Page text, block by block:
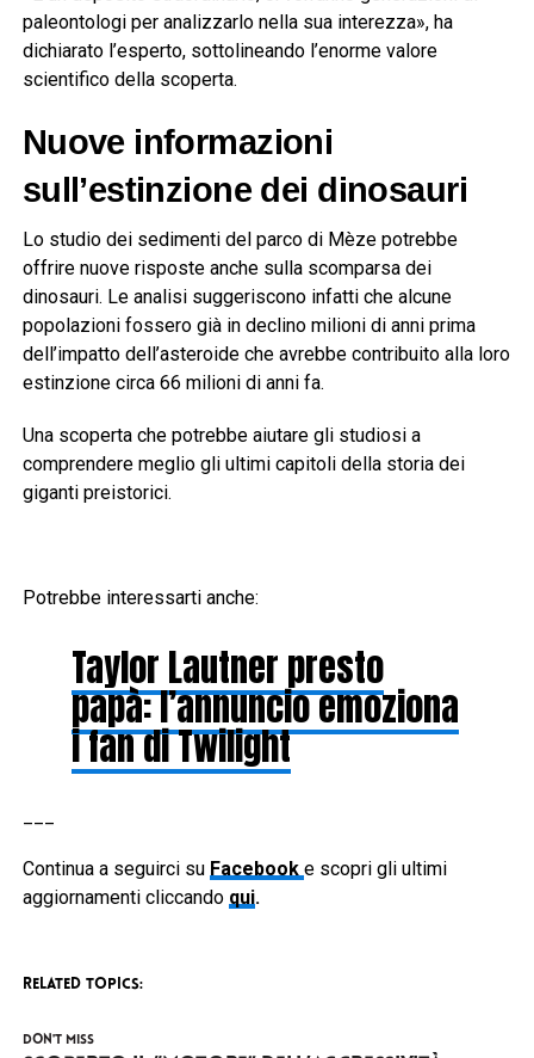
paleontologi per analizzarlo nella sua interezza», ha
dichiarato l’esperto, sottolineando l’enorme valore
scientifico della scoperta.
Nuove informazioni
sull’estinzione dei dinosauri
Lo studio dei sedimenti del parco di Mèze potrebbe
offrire nuove risposte anche sulla scomparsa dei
dinosauri. Le analisi suggeriscono infatti che alcune
popolazioni fossero già in declino milioni di anni prima
dell’impatto dell’asteroide che avrebbe contribuito alla loro
estinzione circa 66 milioni di anni fa.
Una scoperta che potrebbe aiutare gli studiosi a
comprendere meglio gli ultimi capitoli della storia dei
giganti preistorici.
Potrebbe interessarti anche:
Taylor Lautner presto
papà: l’annuncio emoziona
i fan di Twilight
Continua a seguirci su Facebook e scopri gli ultimi
aggiornamenti cliccando qui.
RELATED TOPICS:
DON'T MISS